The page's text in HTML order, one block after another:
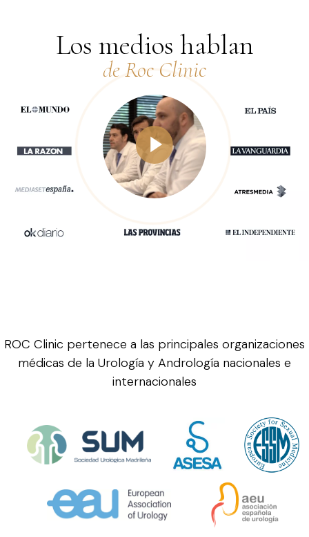
Los medios hablan
de Roc Clinic
ROC Clinic pertenece a las principales organizaciones
médicas de la Urología y Andrología nacionales e
internacionales